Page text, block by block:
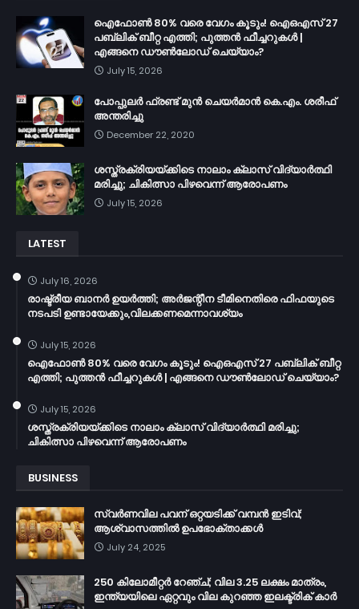
ഐഫോൺ 80% വരെ വേഗം കൂടും! ഐഒഎസ് 27
പബ്ലിക് ബീറ്റ എത്തി; പുത്തൻ ഫീച്ചറുകൾ |
എങ്ങനെ ഡൗൺലോഡ് ചെയ്യാം?
July 15, 2026
പോപ്പുലർ ഫ്രണ്ട്​ മുൻ ചെയർമാൻ കെ.എം. ശരീഫ്​
അന്തരിച്ചു
December 22, 2020
ശസ്ത്രക്രിയയ്ക്കിടെ നാലാം ക്ലാസ് വിദ്യാർത്ഥി
മരിച്ചു; ചികിത്സാ പിഴവെന്ന് ആരോപണം
July 15, 2026
LATEST
July 16, 2026
രാഷ്ട്രീയ ബാനർ ഉയർത്തി; അർജന്റീന ടീമിനെതിരെ ഫിഫയുടെ
നടപടി ഉണ്ടായേക്കും,വിലക്കണമെന്നാവശ്യം
July 15, 2026
ഐഫോൺ 80% വരെ വേഗം കൂടും! ഐഒഎസ് 27 പബ്ലിക് ബീറ്റ
എത്തി; പുത്തൻ ഫീച്ചറുകൾ | എങ്ങനെ ഡൗൺലോഡ് ചെയ്യാം?
July 15, 2026
ശസ്ത്രക്രിയയ്ക്കിടെ നാലാം ക്ലാസ് വിദ്യാർത്ഥി മരിച്ചു;
ചികിത്സാ പിഴവെന്ന് ആരോപണം
BUSINESS
സ്വർണവില പവന് ഒറ്റയടിക്ക് വമ്പൻ ഇടിവ്;
ആശ്വാസത്തിൽ ഉപഭോക്താക്കൾ
July 24, 2025
250 കിലോമീറ്റർ റേഞ്ച്; വില 3.25 ലക്ഷം മാത്രം,
ഇന്ത്യയിലെ ഏറ്റവും വില കുറഞ്ഞ ഇലക്ട്രിക് കാർ